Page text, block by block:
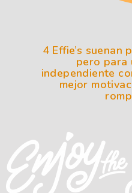
4 Effie’s suenan
pero para
independiente
mejor